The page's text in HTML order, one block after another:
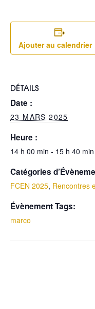
Ajouter au calendrier
DÉTAILS
Date :
23 MARS 2025
Heure :
14 h 00 min - 15 h 40 min
Catégories
FCEN 2025, Rencontres
Évènement Tags:
marco